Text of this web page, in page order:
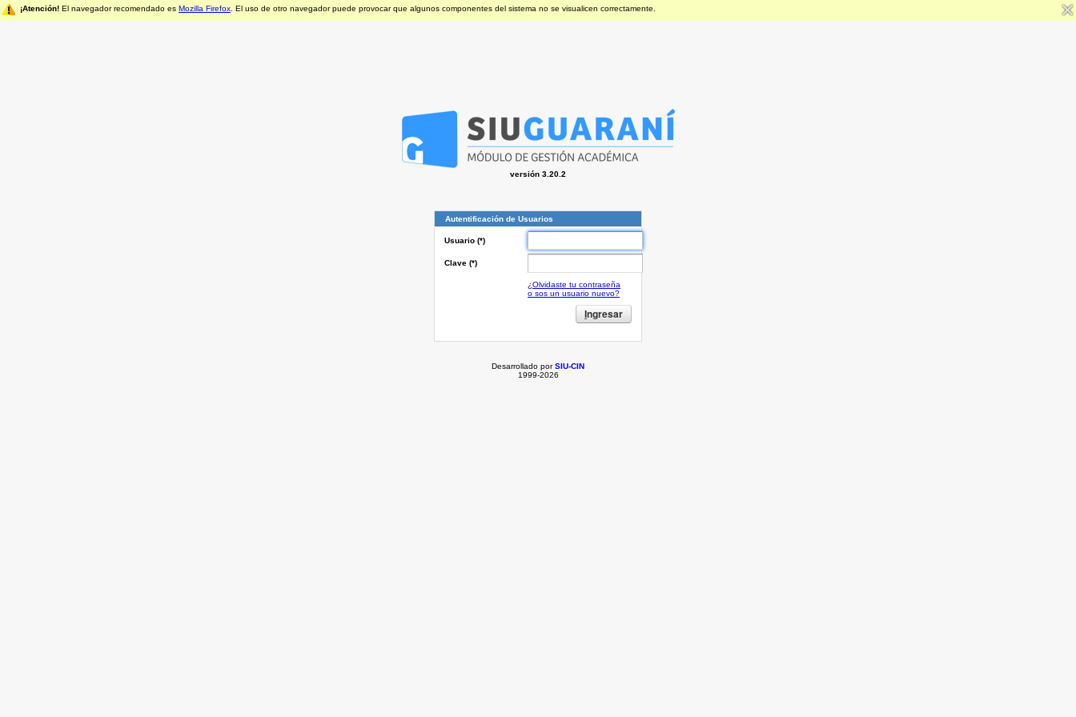
¡Atención! El navegador recomendado es Mozilla Firefox . El uso de otro navegador puede provocar que algunos componentes del sistema no se visualicen correctamente.
versión 3.20.2
Autentificación de Usuarios
Usuario (*)
Clave (*)
¿Olvidaste tu contraseña
o sos un usuario nuevo?
Ingresar
Desarrollado porSIU-CIN
1999-2026